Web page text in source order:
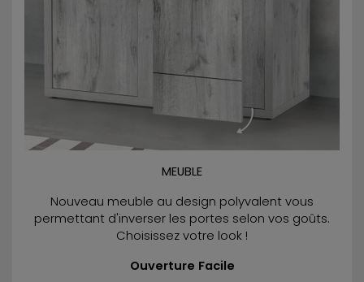
MEUBLE
Nouveau meuble au design polyvalent vous
permettant d'inverser les portes selon vos goûts.
Choisissez votre look !
Ouverture Facile